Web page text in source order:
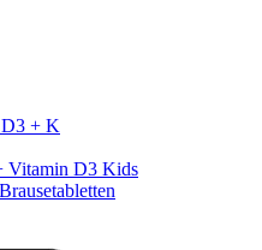
+ K
Vitamin D3 Kids